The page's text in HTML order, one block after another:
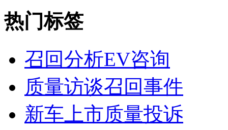
热门标签
召回分析EV咨询
质量访谈召回事件
新车上市质量投诉